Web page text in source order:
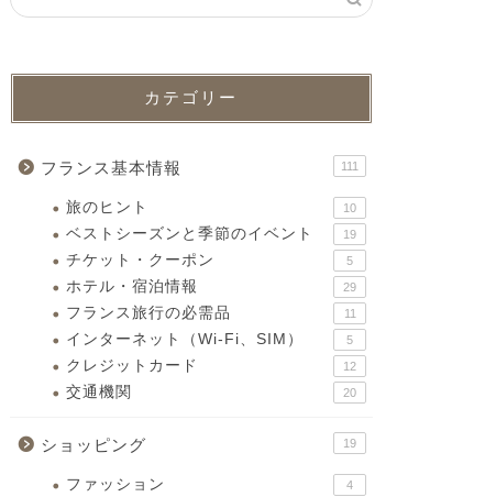
カテゴリー
フランス基本情報 111
旅のヒント 10
ベストシーズンと季節のイベント 19
チケット・クーポン 5
ホテル・宿泊情報 29
フランス旅行の必需品 11
インターネット（Wi-Fi、SIM） 5
クレジットカード 12
交通機関 20
ショッピング 19
ファッション 4